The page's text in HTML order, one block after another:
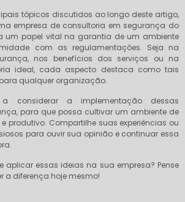
tópicos discutidos ao longo deste artigo,
empresa de consultoria em segurança do
um papel vital na garantia de um ambiente
com as regulamentações. Seja na
nos benefícios dos serviços ou na
ideal, cada aspecto destaca como tais
qualquer organização.
considerar a implementação dessas
para que possa cultivar um ambiente de
produtivo. Compartilhe suas experiências ou
para ouvir sua opinião e continuar essa
aplicar essas ideias na sua empresa? Pense
a diferença hoje mesmo!